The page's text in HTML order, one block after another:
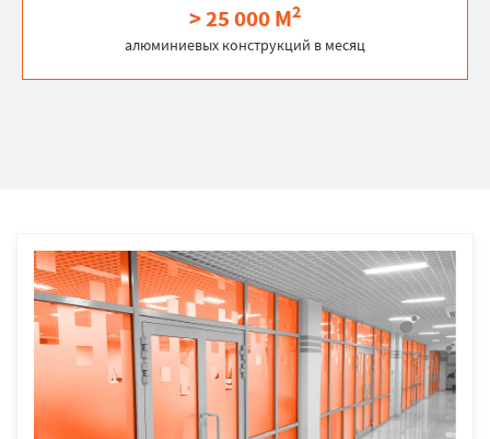
> 25 000 М2
алюминиевых конструкций в месяц